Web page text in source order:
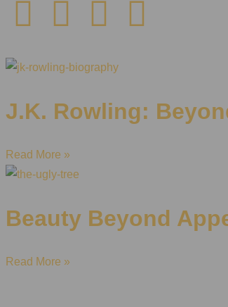
J.K. Rowling:
Read More »
Beauty Beyond
Read More »